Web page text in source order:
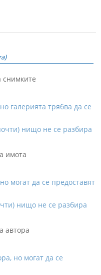
снимките
галерията трябва да се
нищо не се разбира
имота
могат да се предоставят
нищо не се разбира
автора
но могат да се